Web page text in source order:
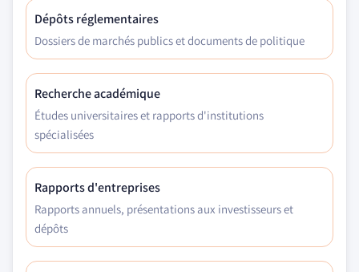
Dépôts réglementaires
Dossiers de marchés publics et documents de politique
Recherche académique
Études universitaires et rapports d'institutions
spécialisées
Rapports d'entreprises
Rapports annuels, présentations aux investisseurs et
dépôts